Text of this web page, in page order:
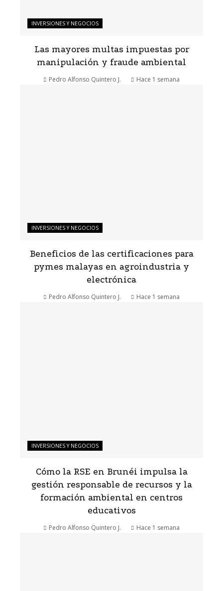
INVERSIONES Y NEGOCIOS
Las mayores multas impuestas por
manipulación y fraude ambiental
Pedro Alfonso Quintero J. Hace 1 semana
INVERSIONES Y NEGOCIOS
Beneficios de las certificaciones para
pymes malayas en agroindustria y
electrónica
Pedro Alfonso Quintero J. Hace 1 semana
INVERSIONES Y NEGOCIOS
Cómo la RSE en Brunéi impulsa la
gestión responsable de recursos y la
formación ambiental en centros
educativos
Pedro Alfonso Quintero J. Hace 1 semana